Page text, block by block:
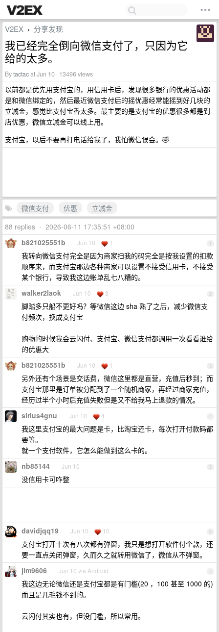
V2EX › 分享发现
我已经完全倒向微信支付了，只因为它
给的太多。
Bytactacat Jun 10 · 13496 views
以前都是优先用支付宝的，用信用卡后，发现很多银行的优惠活动都
是和微信绑定的，然后最近微信支付后的摇优惠经常能摇到好几块的
立减金，感觉比支付宝香太多。最主要的是支付宝的优惠很多都是到
店优惠，微信立减金可以线上用。
支付宝，以后不要再打电话给我了，我怕微信误会。🤣
微信支付 优惠
立减金
88 replies • 2026-06-11 17:35:51 +08:00
1
b821025551b Jun 10 1
我转向微信支付完全是因为商家扫我的码完全是按我设置的扣款
顺序来，而支付宝那边各种商家可以设置不接受信用卡，不接受
某个银行，导致我这边账单乱七八糟的。
2
walker2laok Jun 10 3
脚踏多只船不更好吗？等微信这边 sha 熟了之后，减少微信支
付频次，换成支付宝
购物的时候我会云闪付、支付宝、微信支付都调用一次看看谁给
的优惠大
3
b821025551b Jun 10 1
另外还有个场景是交话费，微信这里都是直营，充值后秒到；而
支付宝那里是订单被分配到了一个随机商家，再经过商家充值，
经历过半个小时后充值失败但是又不给我马上退款的情况。
4
sirius4gnu Jun 10 4
我这里支付宝的最大问题是卡，比淘宝还卡，每次打开付款码都
要等。
就一个支付软件，它怎么能做到这么卡的。
5
nb85144 Jun 10
没信用卡可咋整
6
davidjqq19 Jun 10 10
支付宝打开十次有八次都有弹窗，我只是想打开软件付个款，还
要一直点关闭弹窗，久而久之就转用微信了，微信从不弹窗。
7
jim9606 Jun 10 via Android
我这边无论微信还是支付宝都是有门槛(20 ，100 甚至 1000 的)
而且是几毛钱不到的。
云闪付其实也有，但没门槛，所以常用。